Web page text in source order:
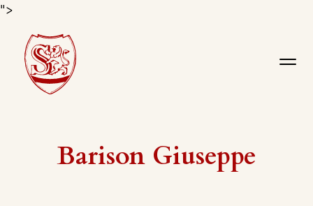
">
Barison Giuseppe